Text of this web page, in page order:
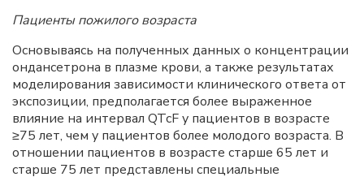
Пациенты пожилого возраста
Основываясь на полученных данных о концентрации
ондансетрона в плазме крови, а также результатах
моделирования зависимости клинического ответа от
экспозиции, предполагается более выраженное
влияние на интервал QTcF у пациентов в возрасте
≥75 лет, чем у пациентов более молодого возраста. В
отношении пациентов в возрасте старше 65 лет и
старше 75 лет представлены специальные